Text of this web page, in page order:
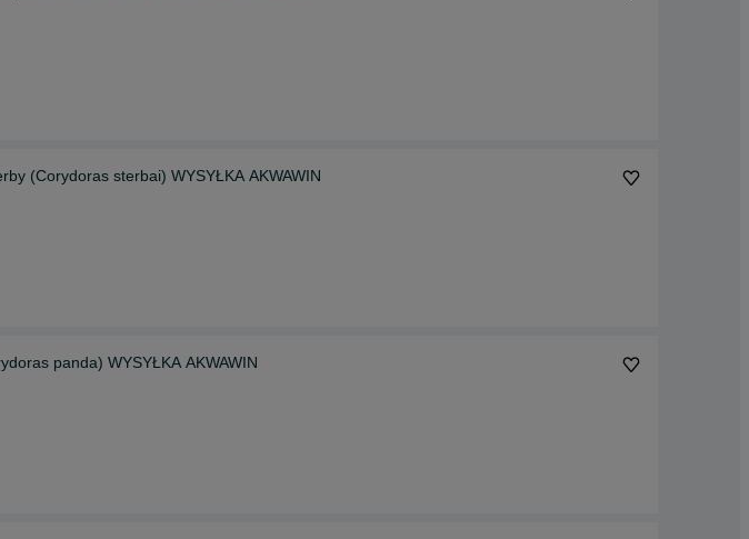
Kirys sterbai / sterby (Corydoras sterbai) WYSYŁKA AKWAWIN
(Corydoras panda) WYSYŁKA AKWAWIN